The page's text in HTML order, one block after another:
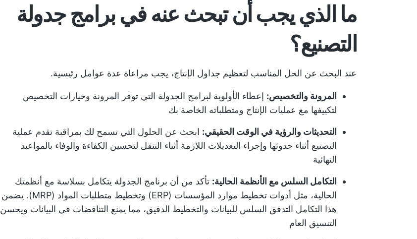
ما الذي يجب أن تبحث عنه في برامج جدولة
التصنيع؟
عند البحث عن الحل المناسب لتعظيم جداول الإنتاج، يجب مراعاة عدة عوامل رئيسية.
المرونة والتخصيص: إعطاء الأولوية لبرامج الجدولة التي توفر المرونة وخيارات التخصيص
لتكييفها مع عمليات الإنتاج ومتطلباته الخاصة بك
التحديثات والرؤية في الوقت الحقيقي: ابحث عن الحلول التي تسمح لك بمراقبة تقدم عملية
التصنيع أثناء حدوثها وإجراء التعديلات اللازمة أثناء التنقل لتحسين الكفاءة والوفاء بالمواعيد
النهائية
التكامل السلس مع الأنظمة الحالية: تأكد من أن برنامج الجدولة يتكامل بسلاسة مع أنظمتك
الحالية، مثل أدوات تخطيط موارد المؤسسات (ERP) وتخطيط متطلبات المواد (MRP). يضمن
هذا التكامل التدفق السلس للبيانات والتخطيط الدقيق، مما يمنع التناقضات في البيانات ويحسن
التنسيق العام